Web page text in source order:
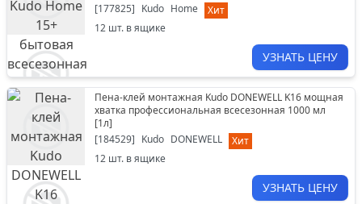
[177825] Kudo Home
Хит
12 шт. в ящике
УЗНАТЬ ЦЕНУ
Пена-клей монтажная Kudo DONEWELL K16 мощная
хватка профессиональная всесезонная 1000 мл
[1л]
[184529] Kudo DONEWELL
Хит
12 шт. в ящике
УЗНАТЬ ЦЕНУ